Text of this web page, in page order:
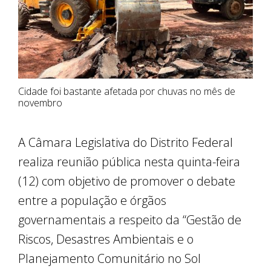
Cidade foi bastante afetada por chuvas no mês de
novembro
A Câmara Legislativa do Distrito Federal
realiza reunião pública nesta quinta-feira
(12) com objetivo de promover o debate
entre a população e órgãos
governamentais a respeito da “Gestão de
Riscos, Desastres Ambientais e o
Planejamento Comunitário no Sol